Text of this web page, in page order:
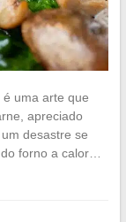
uma arte que
apreciado
desastre se
forno a calor…